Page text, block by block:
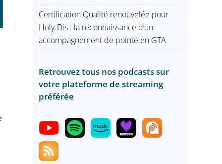
Certification Qualité renouvelée pour
Holy-Dis : la reconnaissance d’un
accompagnement de pointe en GTA
Retrouvez tous nos podcasts sur
votre plateforme de streaming
préférée